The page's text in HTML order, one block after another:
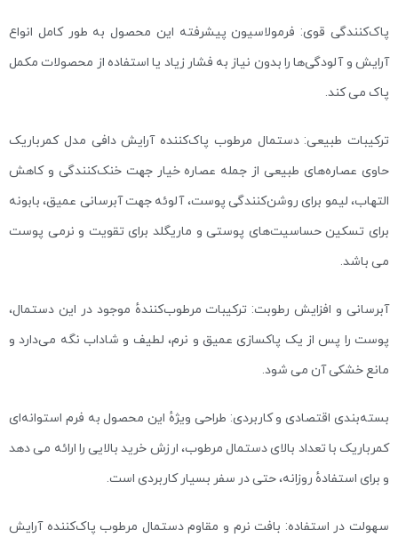
پاک‌کنندگی قوی: فرمولاسیون پیشرفته این محصول به طور کامل انواع
آرایش و آلودگی‌ها را بدون نیاز به فشار زیاد یا استفاده از محصولات مکمل
پاک می کند.
ترکیبات طبیعی: دستمال مرطوب پاک‌کننده آرایش دافی مدل کمرباریک
حاوی عصاره‌های طبیعی از جمله عصاره خیار جهت خنک‌کنندگی و کاهش
التهاب، لیمو برای روشن‌کنندگی پوست، آلوئه جهت آبرسانی عمیق، بابونه
برای تسکین حساسیت‌های پوستی و ماریگلد برای تقویت و نرمی پوست
می باشد.
آبرسانی و افزایش رطوبت: ترکیبات مرطوب‌کنندهٔ موجود در این دستمال،
پوست را پس از یک پاکسازی عمیق و نرم، لطیف و شاداب نگه می‌دارد و
مانع خشکی آن می شود.
بسته‌بندی اقتصادی و کاربردی: طراحی ویژهٔ این محصول به فرم استوانه‌ای
کمرباریک با تعداد بالای دستمال مرطوب، ارزش خرید بالایی را ارائه می دهد
و برای استفادهٔ روزانه، حتی در سفر بسیار کاربردی است.
سهولت در استفاده: بافت نرم و مقاوم دستمال مرطوب پاک‌کننده آرایش